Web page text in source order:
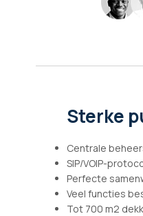
Sterke
Centrale
SIP/VOIP-
Perfecte
Veel functies
Tot 700 m2